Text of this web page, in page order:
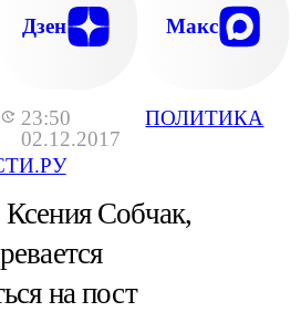
23:50
02.12.2017
ПОЛИТИКА
Дзен Макс
Собчак,
на пост